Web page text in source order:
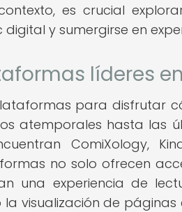
es crucial
digital y sumergirse en
líderes
para disfrutar
atemporales hasta las
ComiXology,
no solo ofrecen
una experiencia de
la visualización de